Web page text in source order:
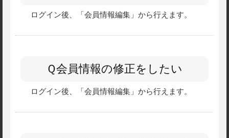
ログイン後、「会員情報編集」から行えます。
Ｑ会員情報の修正をしたい
ログイン後、「会員情報編集」から行えます。